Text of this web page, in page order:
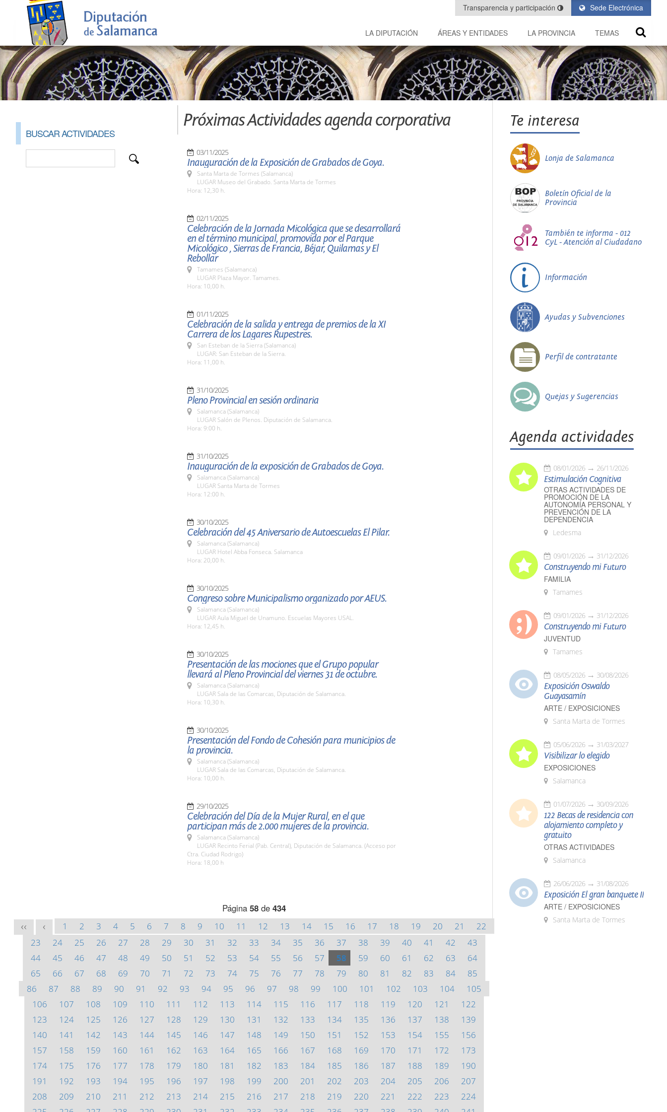
Sede Electrónica
Transparencia y participación
LA DIPUTACIÓN ÁREAS Y ENTIDADES LA PROVINCIA TEMAS
BUSCAR ACTIVIDADES
Próximas Actividades agenda corporativa
03/11/2025
Inauguración de la Exposición de Grabados de Goya.
Santa Marta de Tormes (Salamanca)
LUGAR Museo del Grabado. Santa Marta de Tormes
Hora: 12,30 h.
02/11/2025
Celebración de la Jornada Micológica que se desarrollará
en el término municipal, promovida por el Parque
Micológico , Sierras de Francia, Béjar, Quilamas y El
Rebollar
Tamames (Salamanca)
LUGAR Plaza Mayor. Tamames.
Hora: 10,00 h.
01/11/2025
Celebración de la salida y entrega de premios de la XI
Carrera de los Lagares Rupestres.
San Esteban de la Sierra (Salamanca)
LUGAR: San Esteban de la Sierra.
Hora: 11,00 h.
31/10/2025
Pleno Provincial en sesión ordinaria
Salamanca (Salamanca)
LUGAR Salón de Plenos. Diputación de Salamanca.
Hora: 9:00 h.
31/10/2025
Inauguración de la exposición de Grabados de Goya.
Salamanca (Salamanca)
LUGAR Santa Marta de Tormes
Hora: 12:00 h.
30/10/2025
Celebración del 45 Aniversario de Autoescuelas El Pilar.
Salamanca (Salamanca)
LUGAR Hotel Abba Fonseca. Salamanca
Hora: 20,00 h.
30/10/2025
Congreso sobre Municipalismo organizado por AEUS.
Salamanca (Salamanca)
LUGAR Aula Miguel de Unamuno. Escuelas Mayores USAL.
Hora: 12,45 h.
30/10/2025
Presentación de las mociones que el Grupo popular
llevará al Pleno Provincial del viernes 31 de octubre.
Salamanca (Salamanca)
LUGAR Sala de las Comarcas, Diputación de Salamanca.
Hora: 10,30 h.
30/10/2025
Presentación del Fondo de Cohesión para municipios de
la provincia.
Salamanca (Salamanca)
LUGAR Sala de las Comarcas, Diputación de Salamanca.
Hora: 10,00 h.
29/10/2025
Celebración del Día de la Mujer Rural, en el que
participan más de 2.000 mujeres de la provincia.
Salamanca (Salamanca)
LUGAR Recinto Ferial (Pab. Central), Diputación de Salamanca. (Acceso por
Ctra. Ciudad Rodrigo)
Hora: 18,00 h
Página 58 de 434
<< < 1 2 3 4 5 6 7 8 9 10 11 12 13 14 15 16 17 18 19 20 21
22
23
24 25 26 27 28 29 30 31 32 33 34 35 36 37 38 39 40 41 42
43
44
45 46 47 48 49 50 51 52 53 54 55 56 57 58 59 60 61 62 63
64
65
66 67 68 69 70 71 72 73 74 75 76 77 78 79 80 81 82 83 84
85
86
87 88 89 90 91 92 93 94 95 96 97 98 99 100 101 102 103 104
105
106
107 108 109 110 111 112 113 114 115 116 117 118 119 120 121
122
123
124 125 126 127 128 129 130 131 132 133 134 135 136 137 138
139
140
141 142 143 144 145 146 147 148 149 150 151 152 153 154 155
156
157
158 159 160 161 162 163 164 165 166 167 168 169 170 171 172
173
174
175 176 177 178 179 180 181 182 183 184 185 186 187 188 189
190
191
192 193 194 195 196 197 198 199 200 201 202 203 204 205 206
207
208
209 210 211 212 213 214 215 216 217 218 219 220 221 222 223
224
Te interesa
Lonja de Salamanca
Boletín Oficial de la
Provincia
También te informa - 012
CyL - Atención al Ciudadano
Información
Ayudas y Subvenciones
Perfil de contratante
Quejas y Sugerencias
Agenda actividades
08/01/2026 26/11/2026
Estimulación Cognitiva
OTRAS ACTIVIDADES DE
PROMOCIÓN DE LA
AUTONOMÍA PERSONAL Y
PREVENCIÓN DE LA
DEPENDENCIA
Ledesma
09/01/2026 31/12/2026
Construyendo mi Futuro
FAMILIA
Tamames
09/01/2026 31/12/2026
Construyendo mi Futuro
JUVENTUD
Tamames
08/05/2026 30/08/2026
Exposición Oswaldo
Guayasamín
ARTE / EXPOSICIONES
Santa Marta de Tormes
05/06/2026 31/03/2027
Visibilizar lo elegido
EXPOSICIONES
Salamanca
01/07/2026 30/09/2026
122 Becas de residencia con
alojamiento completo y
gratuito
OTRAS ACTIVIDADES
Salamanca
26/06/2026 31/08/2026
Exposición El gran banquete II
ARTE / EXPOSICIONES
Santa Marta de Tormes